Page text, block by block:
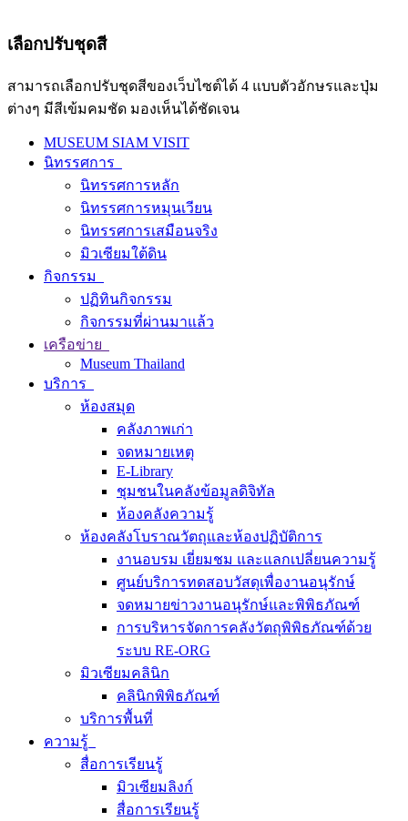
เลือกปรับชุดสี
สามารถเลือกปรับชุดสีของเว็บไซต์ได้ 4 แบบตัวอักษรและปุ่ม
ต่างๆ มีสีเข้มคมชัด มองเห็นได้ชัดเจน
MUSEUM SIAM VISIT
นิทรรศการ
นิทรรศการหลัก
นิทรรศการหมุนเวียน
นิทรรศการเสมือนจริง
มิวเซียมใต้ดิน
กิจกรรม
ปฏิทินกิจกรรม
กิจกรรมที่ผ่านมาแล้ว
เครือข่าย
Museum Thailand
บริการ
ห้องสมุด
คลังภาพเก่า
จดหมายเหตุ
E-Library
ชุมชนในคลังข้อมูลดิจิทัล
ห้องคลังความรู้
ห้องคลังโบราณวัตถุและห้องปฏิบัติการ
งานอบรม เยี่ยมชม และแลกเปลี่ยนความรู้
ศูนย์บริการทดสอบวัสดุเพื่องานอนุรักษ์
จดหมายข่าวงานอนุรักษ์และพิพิธภัณฑ์
การบริหารจัดการคลังวัตถุพิพิธภัณฑ์ด้วย
ระบบ RE-ORG
มิวเซียมคลินิก
คลินิกพิพิธภัณฑ์
บริการพื้นที่
ความรู้
สื่อการเรียนรู้
มิวเซียมลิงก์
สื่อการเรียนรู้